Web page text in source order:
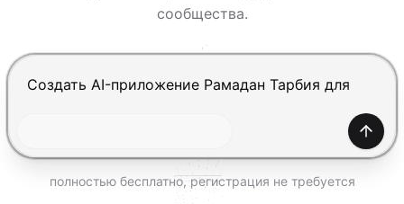
сообщества.
Нажмите Enter, чтобы отправить, Shift+Enter —
полностью бесплатно, регистрация не требуется